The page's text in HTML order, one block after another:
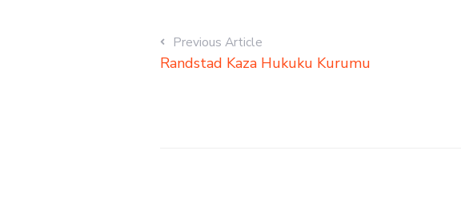
Previous Article
Randstad Kaza Hukuku Kurumu